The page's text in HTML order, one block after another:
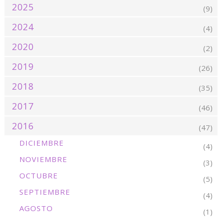
2025 (9)
2024 (4)
2020 (2)
2019 (26)
2018 (35)
2017 (46)
2016
(47)
DICIEMBRE
(4)
NOVIEMBRE
(3)
OCTUBRE
(5)
SEPTIEMBRE
(4)
AGOSTO
(1)